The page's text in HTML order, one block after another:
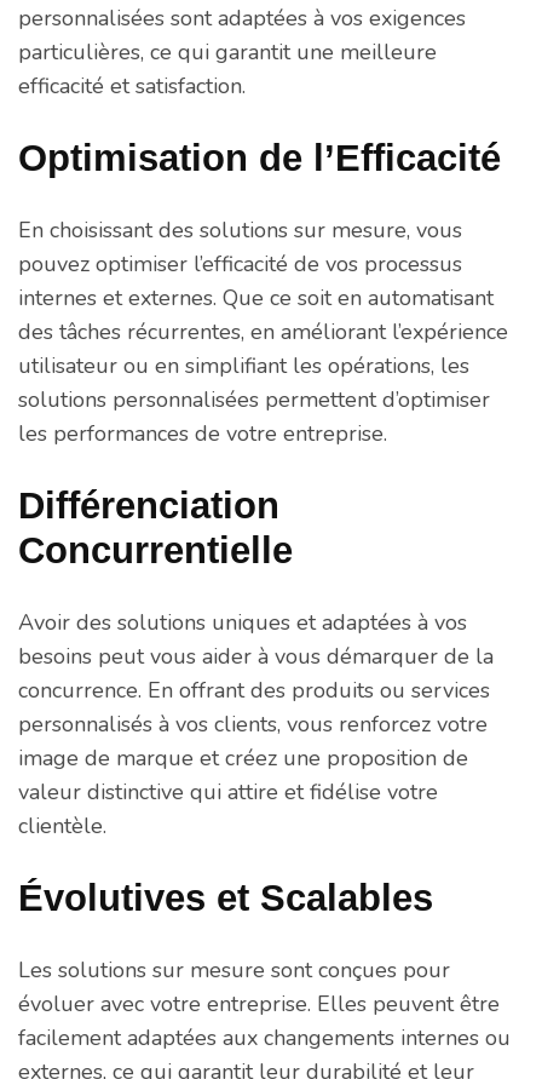
personnalisées sont adaptées à vos exigences
particulières, ce qui garantit une meilleure
efficacité et satisfaction.
Optimisation de l’Efficacité
En choisissant des solutions sur mesure, vous
pouvez optimiser l’efficacité de vos processus
internes et externes. Que ce soit en automatisant
des tâches récurrentes, en améliorant l’expérience
utilisateur ou en simplifiant les opérations, les
solutions personnalisées permettent d’optimiser
les performances de votre entreprise.
Différenciation
Concurrentielle
Avoir des solutions uniques et adaptées à vos
besoins peut vous aider à vous démarquer de la
concurrence. En offrant des produits ou services
personnalisés à vos clients, vous renforcez votre
image de marque et créez une proposition de
valeur distinctive qui attire et fidélise votre
clientèle.
Évolutives et Scalables
Les solutions sur mesure sont conçues pour
évoluer avec votre entreprise. Elles peuvent être
facilement adaptées aux changements internes ou
externes, ce qui garantit leur durabilité et leur